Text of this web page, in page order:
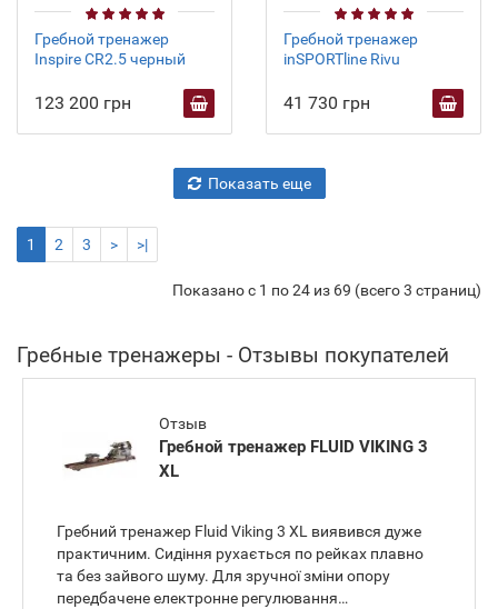
Гребной тренажер
Inspire CR2.5 черный
123 200 грн
Гребной тренажер
inSPORTline Rivu
41 730 грн
Показать еще
1 2 3 > >|
Показано с 1 по 24 из 69 (всего 3 страниц)
Гребные тренажеры - Отзывы покупателей
Отзыв
Гребной тренажер FLUID VIKING 3
XL
Гребний тренажер Fluid Viking 3 XL виявився дуже
практичним. Сидіння рухається по рейках плавно
та без зайвого шуму. Для зручної зміни опору
передбачене електронне регулювання